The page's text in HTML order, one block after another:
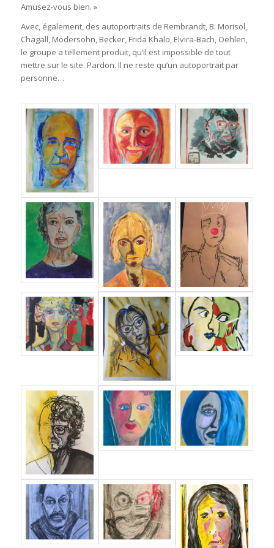
Amusez-vous bien. »
Avec, également, des autoportraits de Rembrandt, B. Morisol,
Chagall, Modersohn, Becker, Frida Khalo, Elvira-Bach, Oehlen,
le groupe a tellement produit, qu’il est impossible de tout
mettre sur le site. Pardon. Il ne reste qu’un autoportrait par
personne…